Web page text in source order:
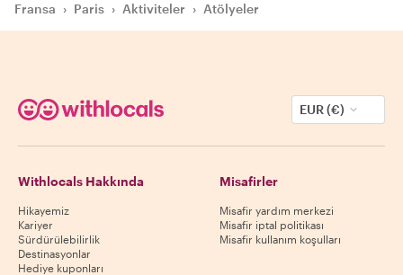
Fransa › Paris › Aktiviteler › Atölyeler
EUR (€)
Withlocals Hakkında
Hikayemiz
Kariyer
Sürdürülebilirlik
Destinasyonlar
Hediye kuponları
Misafirler
Misafir yardım merkezi
Misafir iptal politikası
Misafir kullanım koşulları